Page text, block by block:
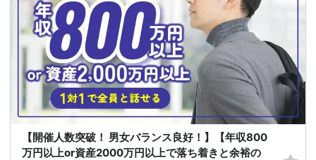
【開催人数突破！ 男女バランス良好！】【年収800
万円以上or資産2000万円以上で落ち着きと余裕の